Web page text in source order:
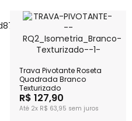
Trava Pivotante Roseta
Quadrada Branco
Texturizado
R$ 127,90
2x R$ 63,95